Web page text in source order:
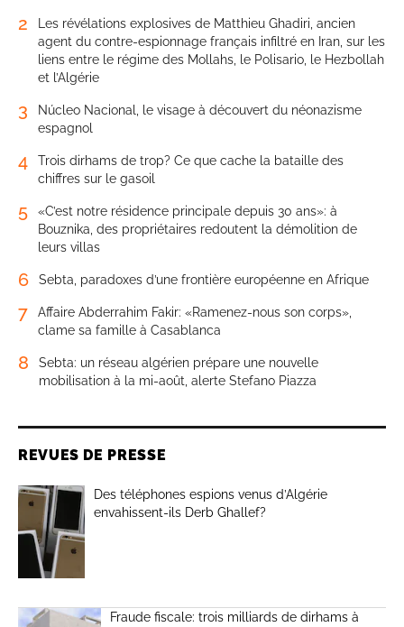
2
Les révélations explosives de Matthieu Ghadiri, ancien
agent du contre-espionnage français infiltré en Iran, sur les
liens entre le régime des Mollahs, le Polisario, le Hezbollah
et l’Algérie
3
Núcleo Nacional, le visage à découvert du néonazisme
espagnol
4
Trois dirhams de trop? Ce que cache la bataille des
chiffres sur le gasoil
5
«C’est notre résidence principale depuis 30 ans»: à
Bouznika, des propriétaires redoutent la démolition de
leurs villas
6 Sebta, paradoxes d’une frontière européenne en Afrique
7
Affaire Abderrahim Fakir: «Ramenez-nous son corps»,
clame sa famille à Casablanca
8
Sebta: un réseau algérien prépare une nouvelle
mobilisation à la mi-août, alerte Stefano Piazza
REVUES DE PRESSE
Des téléphones espions venus d’Algérie
envahissent-ils Derb Ghallef?
Fraude fiscale: trois milliards de dirhams à